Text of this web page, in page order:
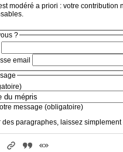
modéré a priori : votre contribution
?
email
message (obligatoire)
des paragraphes, laissez simplement